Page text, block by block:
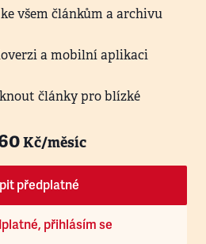
všem článkům a archivu
a mobilní aplikaci
články pro blízké
Kč/měsíc
předplatné
přihlásím se